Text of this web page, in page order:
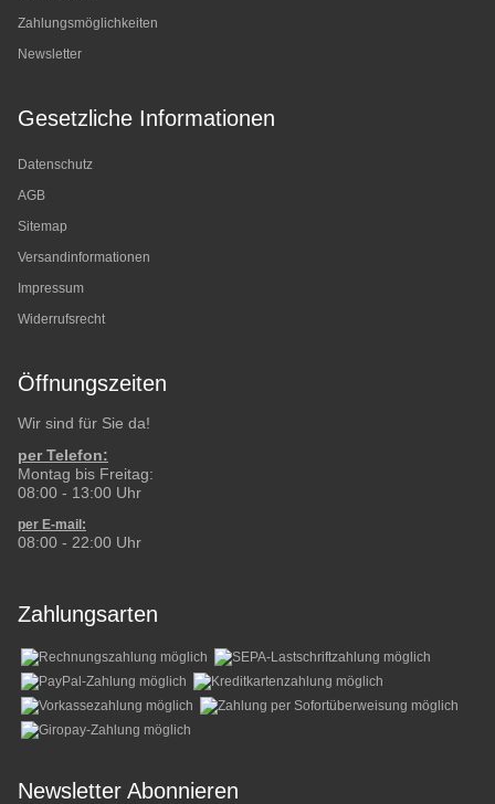
Zahlungsmöglichkeiten
Newsletter
Gesetzliche Informationen
Datenschutz
AGB
Sitemap
Versandinformationen
Impressum
Widerrufsrecht
Öffnungszeiten
Wir sind für Sie da!
per Telefon:
Montag bis Freitag:
08:00 - 13:00 Uhr
per E-mail:
08:00 - 22:00 Uhr
Zahlungsarten
Newsletter Abonnieren